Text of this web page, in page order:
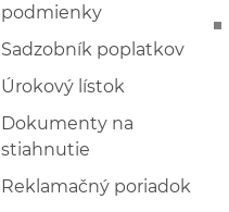
podmienky
Sadzobník poplatkov
Úrokový lístok
Dokumenty na
stiahnutie
Reklamačný poriadok